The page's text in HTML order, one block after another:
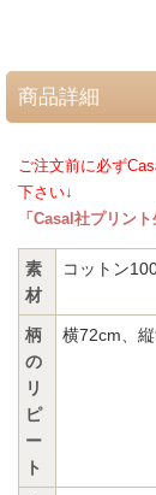
商品詳細
ご注文前に必ず
下さい↓
「Casal社プリン
素
材
コットン
柄
の
リ
ピ
ー
ト
横72cm、